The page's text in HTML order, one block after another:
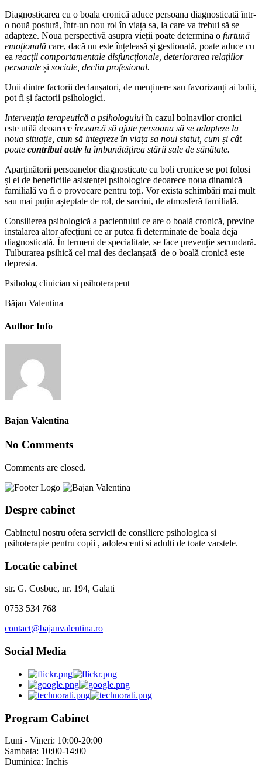
Diagnosticarea cu o boala cronică aduce persoana diagnosticată într-
o nouă postură, într-un nou rol în viața sa, la care va trebui să se
adapteze. Noua perspectivă asupra vieții poate determina o furtună
emoțională care, dacă nu este înțeleasă și gestionată, poate aduce cu
ea reacții comportamentale disfuncționale, deteriorarea relațiilor
personale și sociale, declin profesional.
Unii dintre factorii declanșatori, de menținere sau favorizanți ai bolii,
pot fi și factorii psihologici.
Intervenția terapeutică a psihologuluiîn cazul bolnavilor cronici
este utilă deoarece încearcă să ajute persoana să se adapteze la
noua situație, cum să integreze în viața sa noul statut, cum și cât
poate contribui activla îmbunătățirea stării sale de sănătate.
Aparținătorii persoanelor diagnosticate cu boli cronice se pot folosi
și ei de beneficiile asistenței psihologice deoarece noua dinamică
familială va fi o provocare pentru toți. Vor exista schimbări mai mult
sau mai puțin așteptate de rol, de sarcini, de atmosferă familială.
Consilierea psihologică a pacientului ce are o boală cronică, previne
instalarea altor afecțiuni ce ar putea fi determinate de boala deja
diagnosticată. În termeni de specialitate, se face prevenție secundară.
Tulburarea psihică cel mai des declanșată de o boală cronică este
depresia.
Psiholog clinician si psihoterapeut
Băjan Valentina
Author Info
Bajan Valentina
No Comments
Comments are closed.
Despre cabinet
Cabinetul nostru ofera servicii de consiliere psihologica si
psihoterapie pentru copii , adolescenti si adulti de toate varstele.
Locatie cabinet
str. G. Cosbuc, nr. 194, Galati
0753 534 768
contact@bajanvalentina.ro
Social Media
Program Cabinet
Luni - Vineri: 10:00-20:00
Sambata: 10:00-14:00
Duminica: Inchis